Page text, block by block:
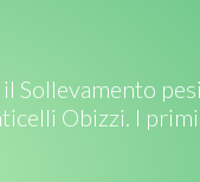
Obizzi. I